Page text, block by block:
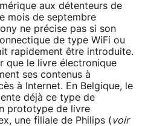
aux détenteurs de
mois de septembre
ne précise pas si son
de type WiFi ou
rapidement être introduite.
que le livre électronique
ses contenus à
à Internet. En Belgique, le
déjà ce type de
prototype de livre
une filiale de Philips (voir